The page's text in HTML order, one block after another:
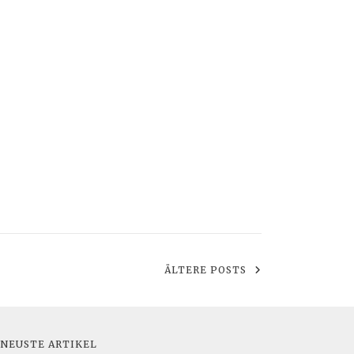
ÄLTERE POSTS
NEUSTE ARTIKEL